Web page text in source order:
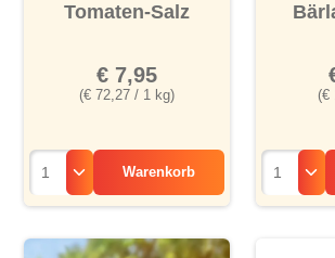
Tomaten-Salz
(€ 72,27 / 1 kg)
€ 7,95
Warenkorb
(€